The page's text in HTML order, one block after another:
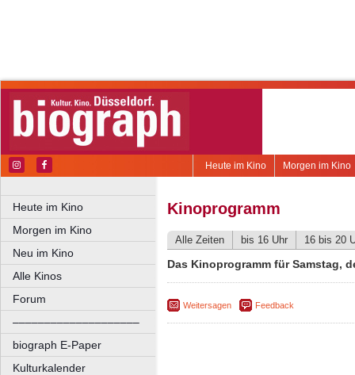
Morgen im Kino
Heute im Kino
Heute im Kino
Morgen im Kino
Neu im Kino
Alle Kinos
Forum
––––––––––––––––––––
biograph E-Paper
Kulturkalender
Kinoprogramm
Alle Zeiten bis 16 Uhr 16 bis 20
Das Kinoprogramm für Samstag,
Weitersagen Feedback